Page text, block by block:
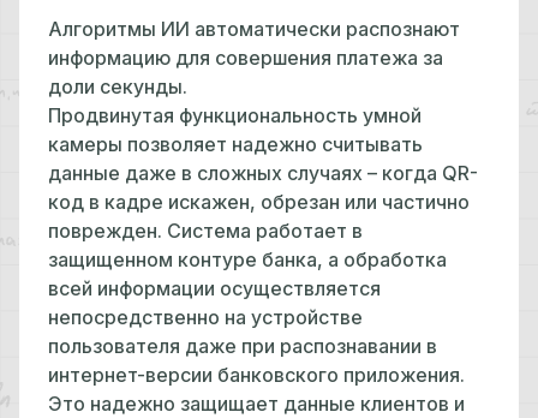
Алгоритмы ИИ автоматически распознают
информацию для совершения платежа за
доли секунды.
Продвинутая функциональность умной
камеры позволяет надежно считывать
данные даже в сложных случаях – когда QR-
код в кадре искажен, обрезан или частично
поврежден. Система работает в
защищенном контуре банка, а обработка
всей информации осуществляется
непосредственно на устройстве
пользователя даже при распознавании в
интернет-версии банковского приложения.
Это надежно защищает данные клиентов и